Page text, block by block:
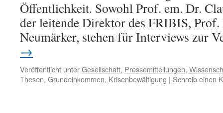
Öffentlichkeit. Sowohl Prof. em. Dr.
der leitende Direktor des FRIBIS,
Neumärker, stehen für Interviews zur
→
Veröffentlicht unterGesellschaft, Pressemitteilungen,
Thesen, Grundeinkommen, Krisenbewältigung | Schreib einen